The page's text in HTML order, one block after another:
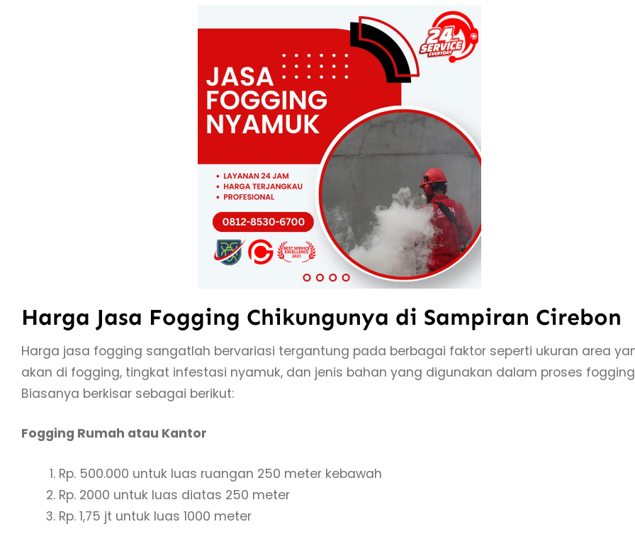
Harga Jasa Fogging Chikungunya di Sampiran Cirebon
Harga jasa fogging sangatlah bervariasi tergantung pada berbagai faktor seperti ukuran area
akan di fogging, tingkat infestasi nyamuk, dan jenis bahan yang digunakan dalam proses
Biasanya berkisar sebagai berikut:
Fogging Rumah atau Kantor
Rp. 500.000 untuk luas ruangan 250 meter kebawah
Rp. 2000 untuk luas diatas 250 meter
Rp. 1,75 jt untuk luas 1000 meter